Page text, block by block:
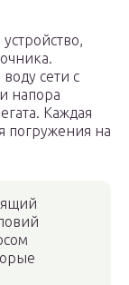
сети с
напора
Каждая
погружения на